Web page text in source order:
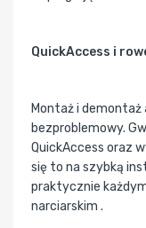
QuickAccess i
Montaż i
bezproblemowy.
QuickAccess oraz
się to na szybką
praktycznie
narciarskim .